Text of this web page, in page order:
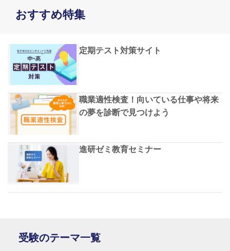
おすすめ特集
定期テスト対策サイト
職業適性検査！向いている仕事や将来
の夢を診断で見つけよう
進研ゼミ教育セミナー
受験のテーマ一覧